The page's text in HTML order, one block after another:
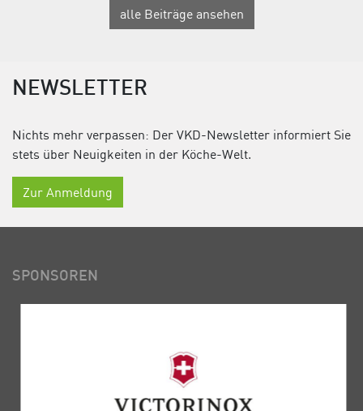
alle Beiträge ansehen
NEWSLETTER
Nichts mehr verpassen: Der VKD-Newsletter informiert Sie
stets über Neuigkeiten in der Köche-Welt.
Zur Anmeldung
SPONSOREN